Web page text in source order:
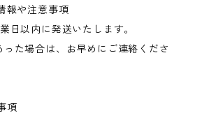
報や注意事項
日以内に発送いたします。
った場合は、お早めにご連絡くださ
項